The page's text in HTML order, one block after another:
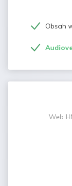
Obsah
Web